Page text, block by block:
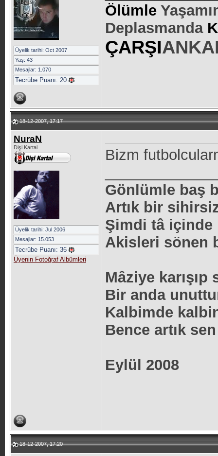
Üyelik tarihi: Oct 2007
Yaş: 43
Mesajlar: 1.070
Tecrübe Puanı: 20
Ölümle
Deplasmanda
ÇARŞI
18-12-2007, 17:17
NuraN
Dişi Kartal
Üyelik tarihi: Jul 2006
Mesajlar: 15.053
Tecrübe Puanı: 36
Üyenin Fotoğraf Albümleri
Bizm
Gönlümle baş
Artık bir
Şimdi tâ
Akisleri sönen
Mâziye
Bir anda
Kalbimde
Bence artık
Eylül 2008
18-12-2007, 17:20